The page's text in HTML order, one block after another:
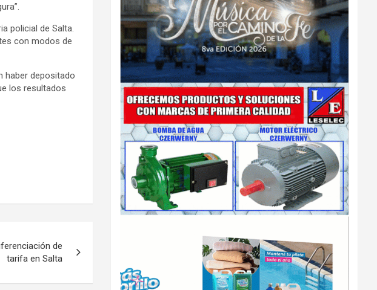
policial de Salta.
con modos de
haber depositado
los resultados
de
tarifa en Salta